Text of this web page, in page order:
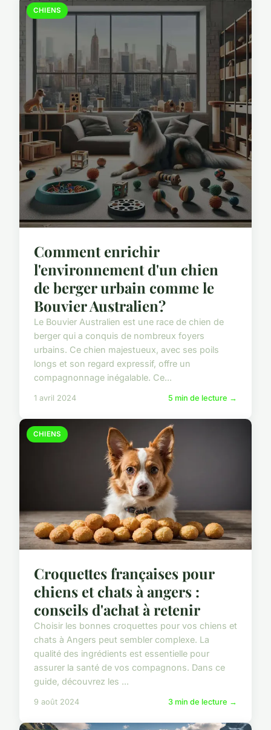
CHIENS
Comment enrichir
l'environnement d'un chien
de berger urbain comme le
Bouvier Australien?
Le Bouvier Australien est une race de chien de
berger qui a conquis de nombreux foyers
urbains. Ce chien majestueux, avec ses poils
longs et son regard expressif, offre un
compagnonnage inégalable. Ce...
1 avril 2024 5 min de lecture →
CHIENS
Croquettes françaises pour
chiens et chats à angers :
conseils d'achat à retenir
Choisir les bonnes croquettes pour vos chiens et
chats à Angers peut sembler complexe. La
qualité des ingrédients est essentielle pour
assurer la santé de vos compagnons. Dans ce
guide, découvrez les ...
9 août 2024 3 min de lecture →